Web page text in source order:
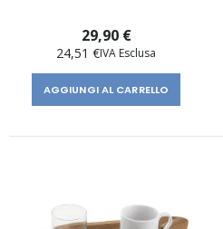
29,90 €
24,51 €
AGGIUNGI AL CARRELLO